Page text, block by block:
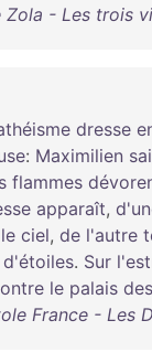
Zola - Les trois
dresse
: Maximilien
flammes
apparaît,
le ciel, de l'autre
d'étoiles. Sur
le palais des
France - Les